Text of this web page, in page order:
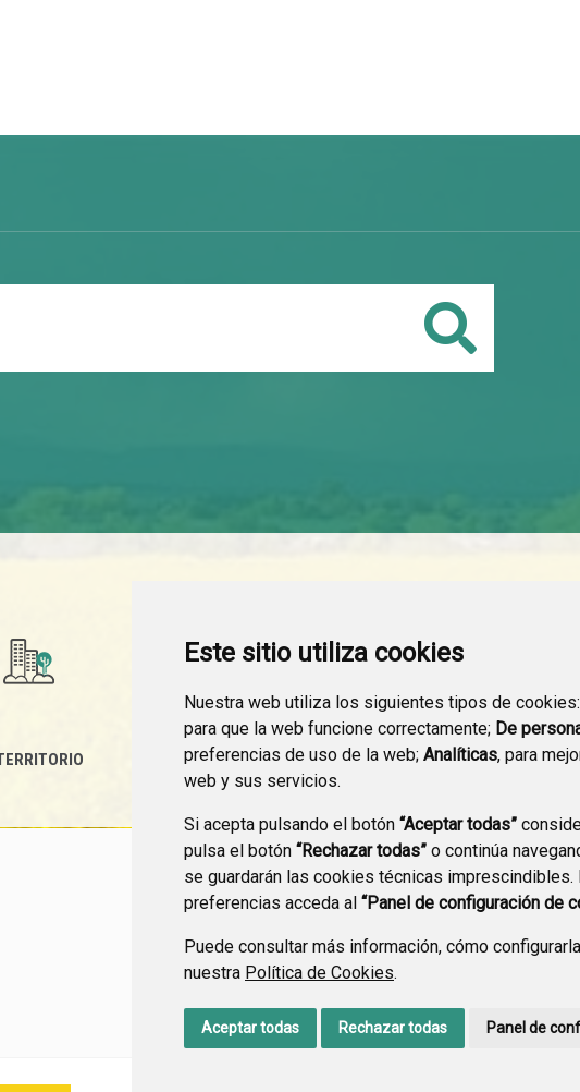
Este sitio utiliza cookies
Nuestra web utiliza los siguientes tipos de cookies:
para que la web funcione correctamente; De
preferencias de uso de la web; Analíticas, para
web y sus servicios.
Si acepta pulsando el botón “Aceptar todas”
pulsa el botón “Rechazar todas” o continúa
se guardarán las cookies técnicas imprescindibles.
preferencias acceda al “Panel de configuración de
Puede consultar más información, cómo
nuestra Política de Cookies.
Aceptar todas Rechazar todas Panel de
Buscar
SEDE ELECTRÓNICA
CONTACTO POLÍTICA DE